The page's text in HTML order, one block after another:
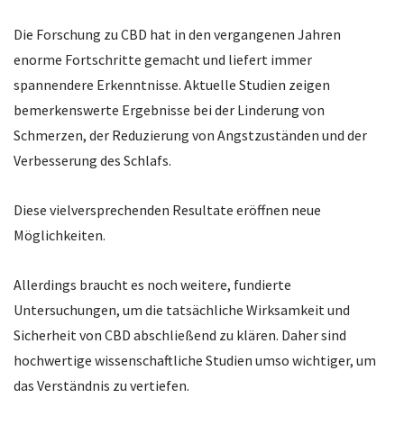
Die Forschung zu CBD hat in den vergangenen Jahren
enorme Fortschritte gemacht und liefert immer
spannendere Erkenntnisse. Aktuelle Studien zeigen
bemerkenswerte Ergebnisse bei der Linderung von
Schmerzen, der Reduzierung von Angstzuständen und der
Verbesserung des Schlafs.
Diese vielversprechenden Resultate eröffnen neue
Möglichkeiten.
Allerdings braucht es noch weitere, fundierte
Untersuchungen, um die tatsächliche Wirksamkeit und
Sicherheit von CBD abschließend zu klären. Daher sind
hochwertige wissenschaftliche Studien umso wichtiger, um
das Verständnis zu vertiefen.